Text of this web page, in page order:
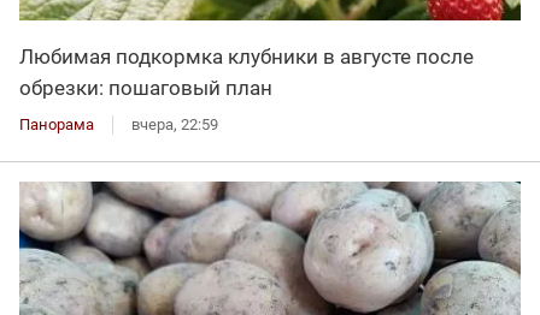
Любимая подкормка клубники в августе после
обрезки: пошаговый план
Панорама вчера, 22:59